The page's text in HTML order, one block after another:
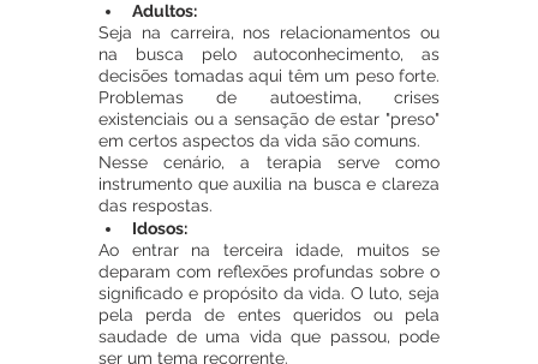
Adultos:
Seja na carreira, nos relacionamentos ou
na busca pelo autoconhecimento, as
decisões tomadas aqui têm um peso forte.
Problemas de autoestima, crises
existenciais ou a sensação de estar "preso"
em certos aspectos da vida são comuns.
Nesse cenário, a terapia serve como
instrumento que auxilia na busca e clareza
das respostas.
Idosos:
Ao entrar na terceira idade, muitos se
deparam com reflexões profundas sobre o
significado e propósito da vida. O luto, seja
pela perda de entes queridos ou pela
saudade de uma vida que passou, pode
ser um tema recorrente.